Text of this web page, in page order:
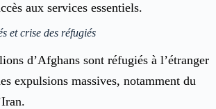
aux services essentiels.
et crise des réfugiés
d’Afghans sont réfugiés à l’étranger
expulsions massives, notamment du